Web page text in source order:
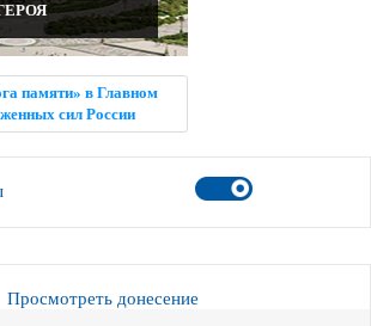
памяти» в Главном
сил России
Просмотреть донесение